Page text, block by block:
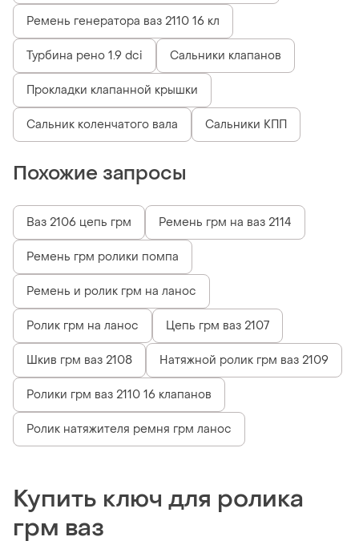
Ремень генератора ваз 2110 16 кл
Турбина рено 1.9 dci Сальники клапанов
Прокладки клапанной крышки
Сальник коленчатого вала Сальники КПП
Похожие запросы
Ваз 2106 цепь грм Ремень грм на ваз 2114
Ремень грм ролики помпа
Ремень и ролик грм на ланос
Ролик грм на ланос Цепь грм ваз 2107
Шкив грм ваз 2108 Натяжной ролик грм ваз 2109
Ролики грм ваз 2110 16 клапанов
Ролик натяжителя ремня грм ланос
Купить ключ для ролика
грм ваз